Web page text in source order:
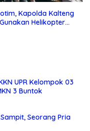
Kapolda Kalteng
Helikopter
UPR Kelompok 03
3 Buntok
Seorang Pria